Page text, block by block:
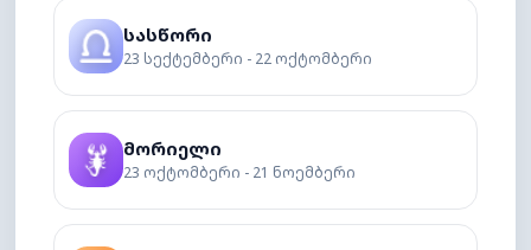
სასწორი
23 სექტემბერი - 22 ოქტომბერი
მორიელი
23 ოქტომბერი - 21 ნოემბერი